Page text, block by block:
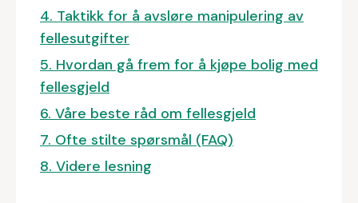
4. Taktikk for å avsløre manipulering av
fellesutgifter
5. Hvordan gå frem for å kjøpe bolig med
fellesgjeld
6. Våre beste råd om fellesgjeld
7. Ofte stilte spørsmål (FAQ)
8. Videre lesning